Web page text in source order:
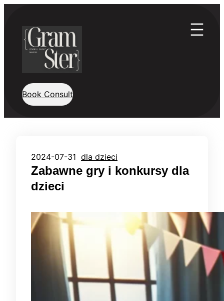
Book Consult
2024-07-31 dla dzieci
Zabawne gry i konkursy dla
dzieci